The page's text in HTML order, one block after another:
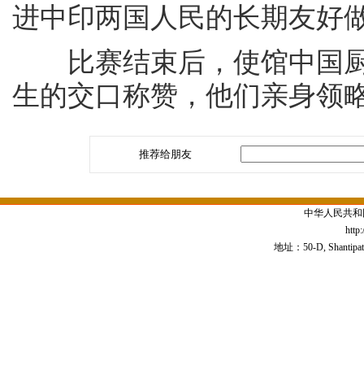
进中印两国人民的长期友好
比赛结束后，使馆中国厨
生的交口称赞，他们亲身领
推荐给朋友
中华人民共
地址：50-D,